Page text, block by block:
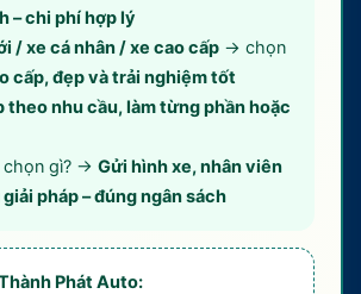
– chi phí hợp lý
/ xe cá nhân / xe cao cấp → chọn
cấp, đẹp và trải nghiệm tốt
theo nhu cầu, làm từng phần hoặc
gì? → Gửi hình xe, nhân viên
pháp – đúng ngân sách
Phát Auto: